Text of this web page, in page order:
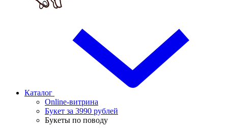
Каталог
Online-витрина
Букет за 3990 рублей
Букеты по поводу